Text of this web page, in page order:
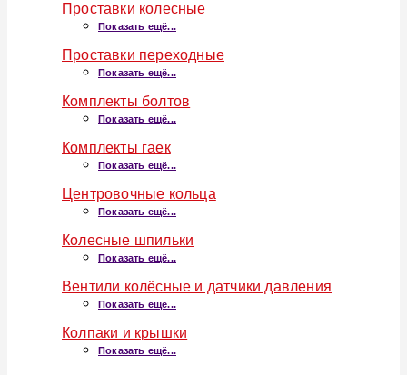
Проставки колесные
Показать ещё...
Проставки переходные
Показать ещё...
Комплекты болтов
Показать ещё...
Комплекты гаек
Показать ещё...
Центровочные кольца
Показать ещё...
Колесные шпильки
Показать ещё...
Вентили колёсные и датчики давления
Показать ещё...
Колпаки и крышки
Показать ещё...